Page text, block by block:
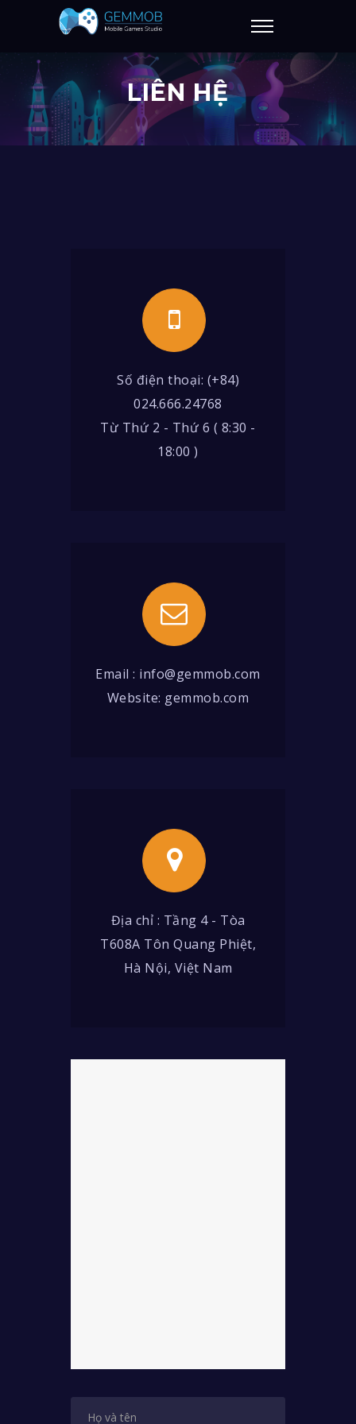
LIÊN HỆ
Số điện thoại: (+84)
024.666.24768
Từ Thứ 2 - Thứ 6 ( 8:30 -
18:00 )
Email : info@gemmob.com
Website: gemmob.com
Địa chỉ : Tầng 4 - Tòa
T608A Tôn Quang Phiệt,
Hà Nội, Việt Nam